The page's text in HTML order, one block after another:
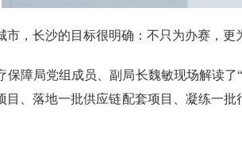
市，长沙的目标很明确：不只为办赛，更
保障局党组成员、副局长魏敏现场解读
目、落地一批供应链配套项目、凝练一